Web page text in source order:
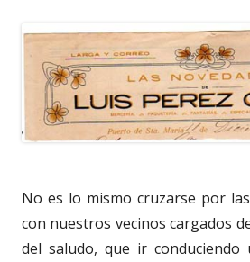
No es lo mismo cruzarse por
con nuestros vecinos cargados
del saludo, que ir